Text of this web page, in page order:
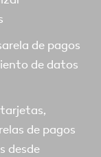
de pagos
de datos
de pagos
desde